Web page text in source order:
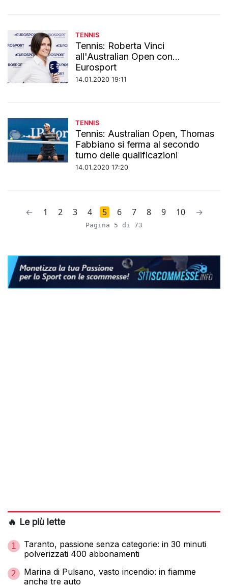
TENNIS
Tennis: Roberta Vinci
all'Australian Open con...
Eurosport
14.01.2020 19:11
TENNIS
Tennis: Australian Open, Thomas
Fabbiano si ferma al secondo
turno delle qualificazioni
14.01.2020 17:20
← 1 2 3 4 5 6 7 8 9 10 →
Pagina 5 di 73
🔥 Le più lette
1
Taranto, passione senza categorie: in 30 minuti
polverizzati 400 abbonamenti
2
Marina di Pulsano, vasto incendio: in fiamme
anche tre auto